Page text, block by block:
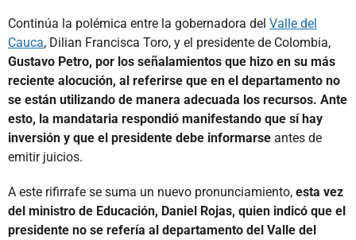
Continúa la polémica entre la gobernadora del Valle del
Cauca, Dilian Francisca Toro, y el presidente de Colombia,
Gustavo Petro, por los señalamientos que hizo en su más
reciente alocución, al referirse que en el departamento no
se están utilizando de manera adecuada los recursos. Ante
esto, la mandataria respondió manifestando que sí hay
inversión y que el presidente debe informarse antes de
emitir juicios.
A este rifirrafe se suma un nuevo pronunciamiento, esta vez
del ministro de Educación, Daniel Rojas, quien indicó que el
presidente no se refería al departamento del Valle del